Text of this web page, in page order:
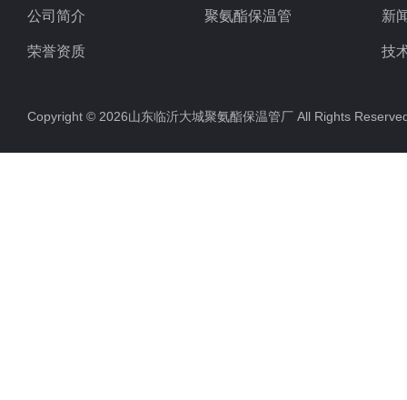
公司简介
荣誉资质
聚氨酯保温管 新
技
Copyright © 2026山东临沂大城聚氨酯保温管厂 All Rights